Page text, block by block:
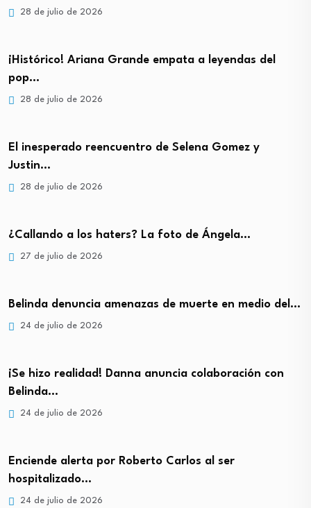
28 de julio de 2026
¡Histórico! Ariana Grande empata a leyendas del
pop…
28 de julio de 2026
El inesperado reencuentro de Selena Gomez y
Justin…
28 de julio de 2026
¿Callando a los haters? La foto de Ángela…
27 de julio de 2026
Belinda denuncia amenazas de muerte en medio del…
24 de julio de 2026
¡Se hizo realidad! Danna anuncia colaboración con
Belinda…
24 de julio de 2026
Enciende alerta por Roberto Carlos al ser
hospitalizado…
24 de julio de 2026